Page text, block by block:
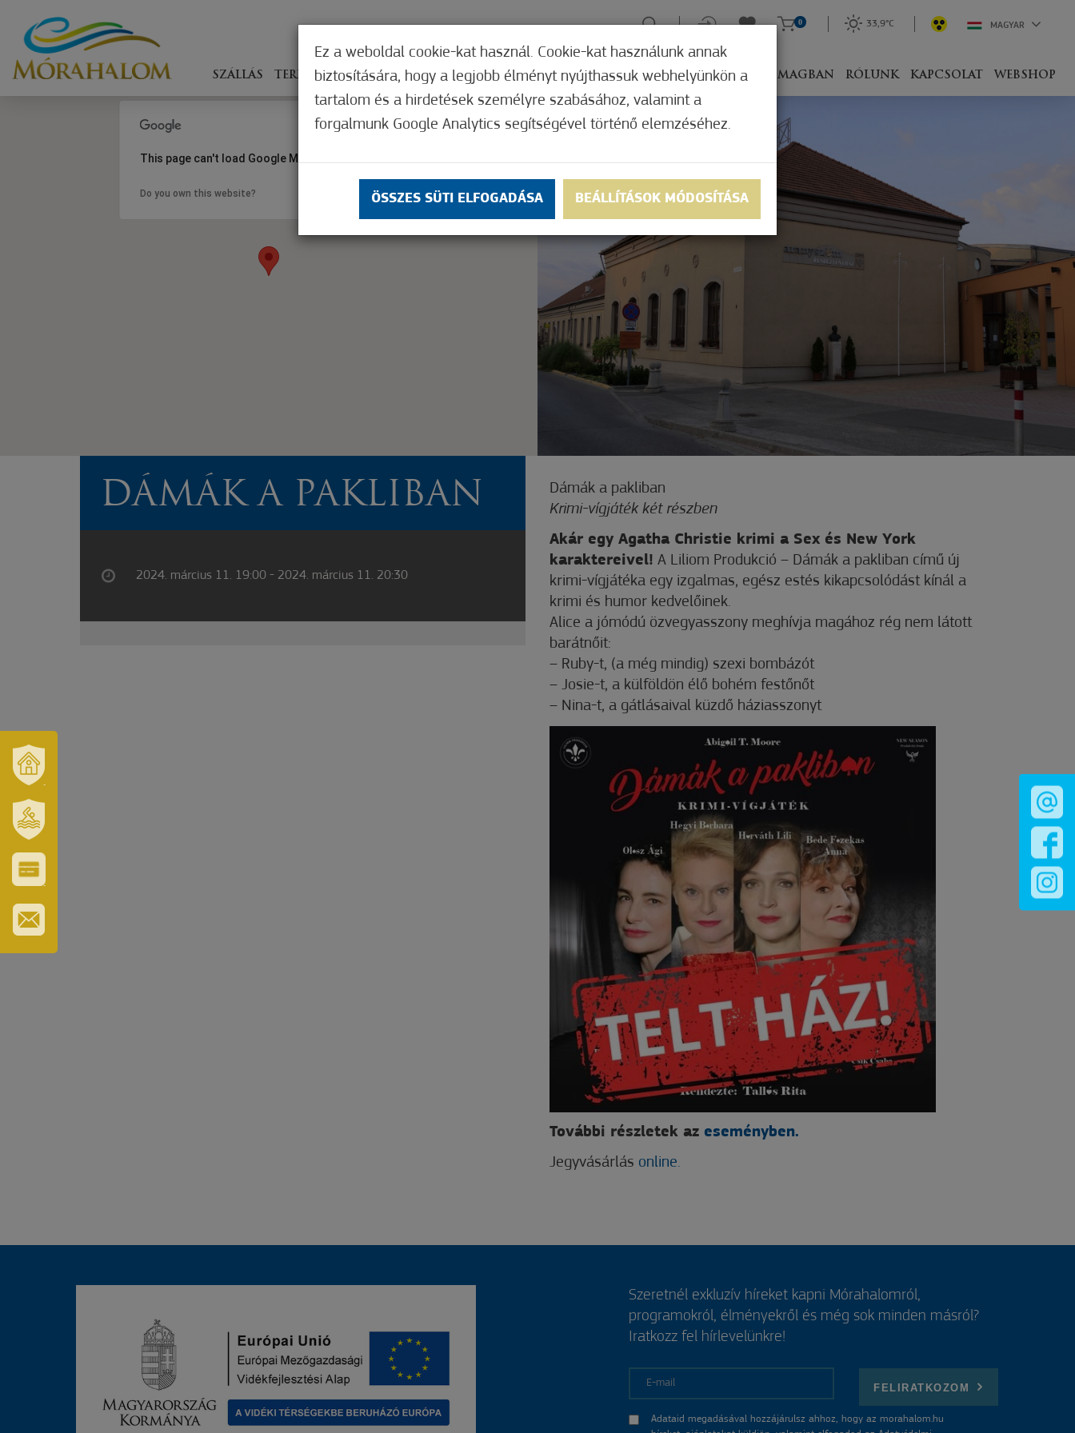
ÉS
TÉRSÉGÜNK
ERZSÉBET
GYÓGYFÜRDŐ
ÉS
TURISZTIKAI
KÁRTYA
SZÁLLÁS TERÍTÉKEN ÉLMÉNYSZERZÉS ZÖLD FÓKUSZ GYÓGYHELY MERRE, MIVEL CSOMAGBAN RÓLUNK KAPCSOLAT WEBSHOP
0 33,9°C MAGYAR
This page can't load Google Maps correctly.
Do you own this website? OK
DÁMÁK A PAKLIBAN
2024. március 11. 19:00 - 2024. március 11. 20:30
Dámák a pakliban
Krimi-vígjáték két részben
Akár egy Agatha Christie krimi a Sex és New York
karaktereivel! A Liliom Produkció – Dámák a pakliban című új
krimi-vígjátéka egy izgalmas, egész estés kikapcsolódást kínál a
krimi és humor kedvelőinek.
Alice a jómódú özvegyasszony meghívja magához rég nem látott
barátnőit:
– Ruby-t, (a még mindig) szexi bombázót
– Josie-t, a külföldön élő bohém festőnőt
– Nina-t, a gátlásaival küzdő háziasszonyt
További részletek az eseményben.
Jegyvásárlás online.
Ez a weboldal cookie-kat használ. Cookie-kat használunk annak
biztosítására, hogy a legjobb élményt nyújthassuk webhelyünkön a
tartalom és a hirdetések személyre szabásához, valamint a
forgalmunk Google Analytics segítségével történő elemzéséhez.
ÖSSZES SÜTI ELFOGADÁSA BEÁLLÍTÁSOK MÓDOSÍTÁSA
Szeretnél exkluzív híreket kapni Mórahalomról,
programokról, élményekről és még sok minden másról?
Iratkozz fel hírlevelünkre!
FELIRATKOZOM
Adataid megadásával hozzájárulsz ahhoz, hogy az morahalom.hu